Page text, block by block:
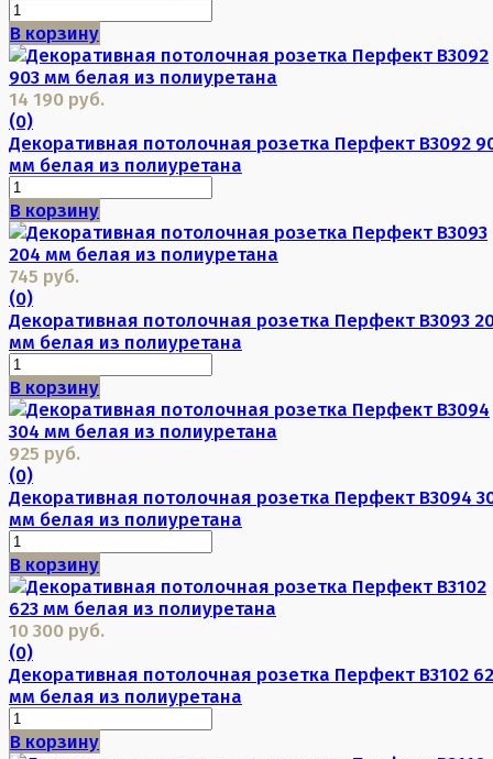
В корзину
14 190 руб.
(0)
Декоративная потолочная розетка Перфект B3092
мм белая из полиуретана
В корзину
745 руб.
(0)
Декоративная потолочная розетка Перфект B3093
мм белая из полиуретана
В корзину
925 руб.
(0)
Декоративная потолочная розетка Перфект B3094
мм белая из полиуретана
В корзину
10 300 руб.
(0)
Декоративная потолочная розетка Перфект B3102
мм белая из полиуретана
В корзину